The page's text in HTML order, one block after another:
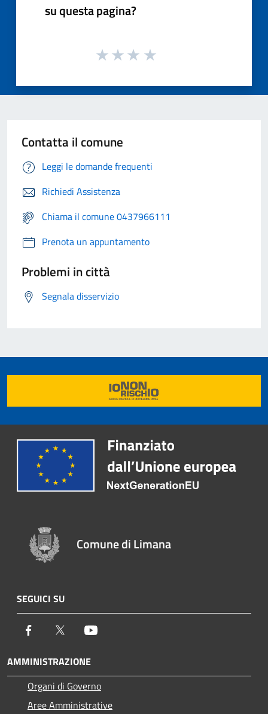
su questa pagina?
Contatta il comune
Leggi le domande frequenti
Richiedi Assistenza
Chiama il comune 0437966111
Prenota un appuntamento
Problemi in città
Segnala disservizio
Comune di Limana
SEGUICI SU
Facebook Twitter
AMMINISTRAZIONE
Organi di Governo
Aree Amministrative